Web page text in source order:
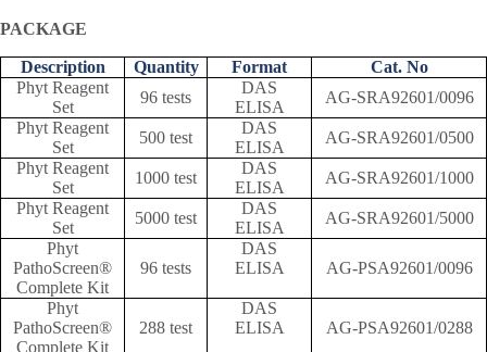
PACKAGE
Description Quantity Format
Cat. No
Phyt Reagent
Set
96 tests
DAS
ELISA
AG-SRA92601/0096
Phyt Reagent
Set
500 test
DAS
ELISA
AG-SRA92601/0500
Phyt Reagent
Set
1000 test
DAS
ELISA
AG-SRA92601/1000
Phyt Reagent
Set
5000 test
DAS
ELISA
AG-SRA92601/5000
Phyt
PathoScreen®
Complete Kit
96 tests
DAS
ELISA
AG-PSA92601/0096
Phyt
PathoScreen®
Complete Kit
288 test
DAS
ELISA
AG-PSA92601/0288